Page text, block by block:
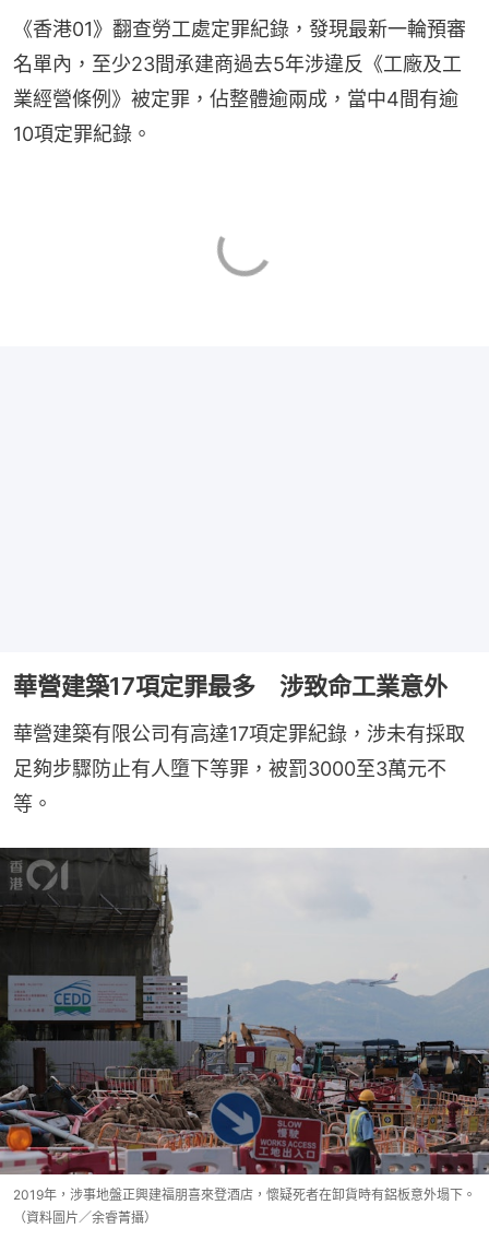
《香港01》翻查勞工處定罪紀錄，發現最新一輪預審
名單內，至少23間承建商過去5年涉違反《工廠及工
業經營條例》被定罪，佔整體逾兩成，當中4間有逾
10項定罪紀錄。
華營建築17項定罪最多 涉致命工業意外
華營建築有限公司有高達17項定罪紀錄，涉未有採取
足夠步驟防止有人墮下等罪，被罰3000至3萬元不
等。
2019年，涉事地盤正興建福朋喜來登酒店，懷疑死者在卸貨時有鋁板意外塌下。
（資料圖片／余睿菁攝）